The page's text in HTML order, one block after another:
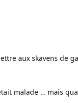
aux skavens de
malade … mais